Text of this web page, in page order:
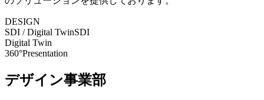
DESIGN
SDI / Digital TwinSDI
Digital Twin
360°Presentation
デザイン事業部